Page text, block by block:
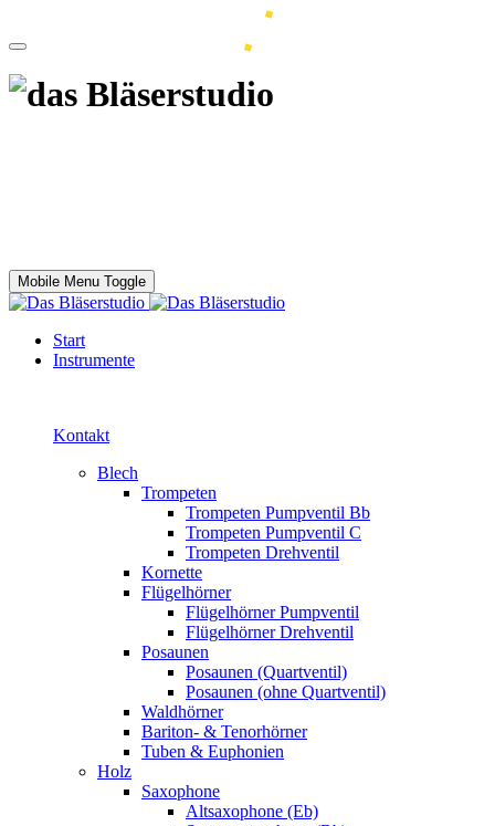
Mobile Menu Toggle
Start
Instrumente
Kontakt
Blech
Trompeten
Trompeten Pumpventil Bb
Trompeten Pumpventil C
Trompeten Drehventil
Kornette
Flügelhörner
Flügelhörner Pumpventil
Flügelhörner Drehventil
Posaunen
Posaunen (Quartventil)
Posaunen (ohne Quartventil)
Waldhörner
Bariton- & Tenorhörner
Tuben & Euphonien
Holz
Saxophone
Altsaxophone (Eb)